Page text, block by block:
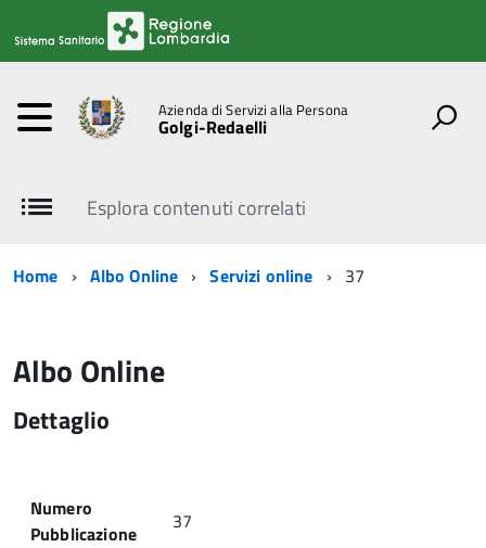
Azienda di Servizi alla Persona
Golgi-Redaelli
Esplora contenuti correlati
Home Albo Online Servizi online 37
Albo Online
Dettaglio
Numero
Pubblicazione
37